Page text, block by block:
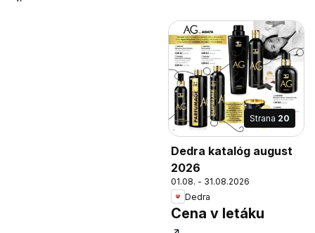
Strana 20
Dedra katalóg august
2026
01.08. - 31.08.2026
Dedra
Cena v letáku